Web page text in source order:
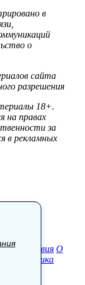
в
о
сайта
разрешения
18+.
на правах
за
в рекламных
О
Политика